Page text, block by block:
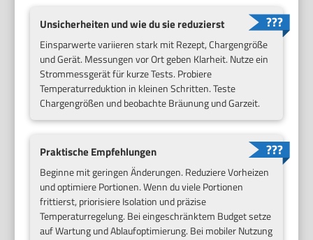
Unsicherheiten und wie du sie reduzierst
Einsparwerte variieren stark mit Rezept, Chargengröße
und Gerät. Messungen vor Ort geben Klarheit. Nutze ein
Strommessgerät für kurze Tests. Probiere
Temperaturreduktion in kleinen Schritten. Teste
Chargengrößen und beobachte Bräunung und Garzeit.
Praktische Empfehlungen
Beginne mit geringen Änderungen. Reduziere Vorheizen
und optimiere Portionen. Wenn du viele Portionen
frittierst, priorisiere Isolation und präzise
Temperaturregelung. Bei eingeschränktem Budget setze
auf Wartung und Ablaufoptimierung. Bei mobiler Nutzung